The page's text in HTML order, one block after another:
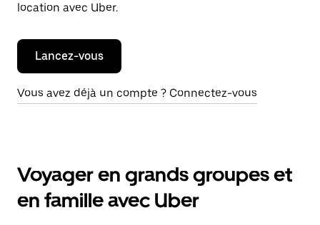
location avec Uber.
Lancez-vous
Vous avez déjà un compte ? Connectez-vous
Voyager en grands groupes et
en famille avec Uber